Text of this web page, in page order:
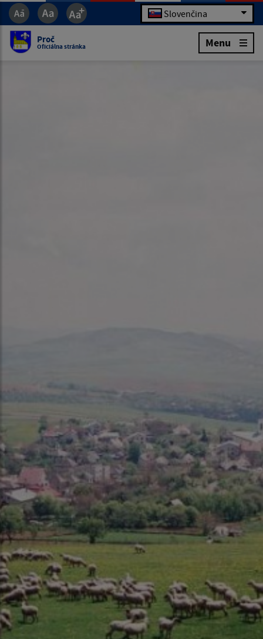
Slovenčina
Proč
Oficiálna stránka Menu